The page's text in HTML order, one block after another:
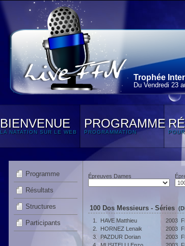
Trophée
Du Vendredi 23
BIENVENUE
LA NATATION SUR LE WEB
PROGRAMME
PROGRAMMATION
Programme
Résultats
Structures
Participants
Épreuves Dames
100 Dos Messieurs - Séries
1.
HAVE Matthieu 2003
2. HORNEZ Lenaik 2003
3. PAZDUR Dorian 2003